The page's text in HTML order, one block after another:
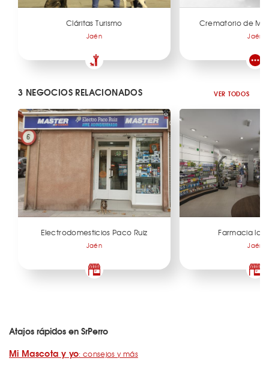
Cláritas Turismo
Jaén
Crematorio de
Jaén
3 NEGOCIOS RELACIONADOS VER TODOS
Electrodomesticios Paco Ruiz
Jaén
Farmacia las
Jaén
Atajos rápidos en SrPerro
Mi Mascota y yo: consejos y más